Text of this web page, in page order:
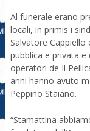
Al funerale erano
locali, in primis i
Salvatore
pubblica e privata
operatori de Il
anni hanno avuto
Peppino Staiano.
“Stamattina